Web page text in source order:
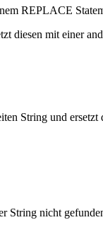
REPLACE
diesen mit einer
String und
String nicht